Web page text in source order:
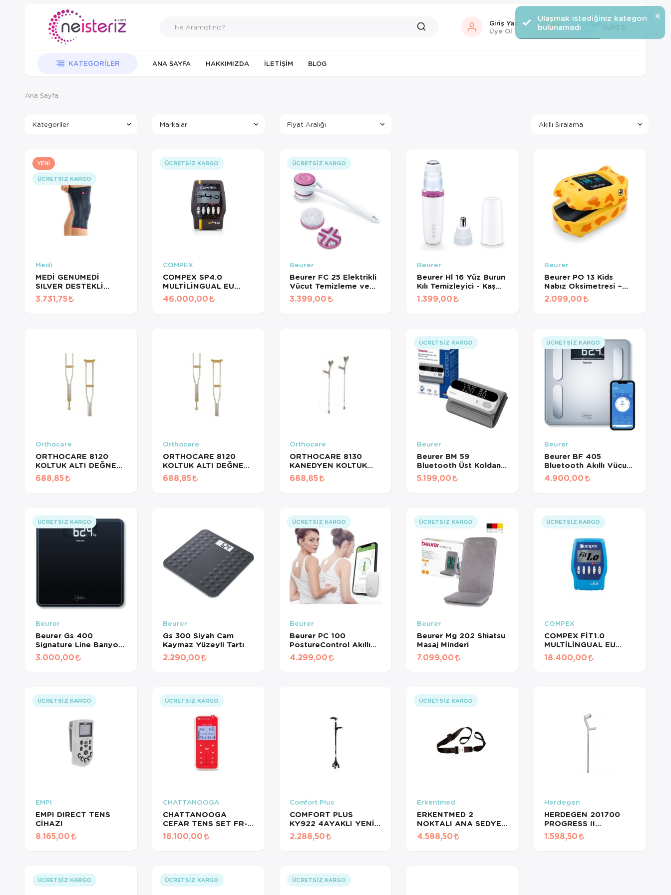
Giriş Yap
Üye Ol
0 0
KATEGORILER ANA SAYFA HAKKIMIZDA İLETIŞIM BLOG
Ana Sayfa
Kategoriler Markalar Fiyat Aralığı
YENI
ÜCRETSIZ KARGO
Medi
MEDİ GENUMEDİ
SILVER DESTEKLİ
DİZLİK 613 - 9
3.731,75
ÜCRETSIZ KARGO
COMPEX
COMPEX SP4.0
MULTİLİNGUAL EU
PLUG TENS CİHAZI
46.000,00
ÜCRETSIZ KARGO
Beurer
Beurer FC 25 Elektrikli
Vücut Temizleme ve
Masaj Fırçası – 2 Fırça
Başlığı, 2 Hız Kademesi,
3.399,00
Beurer
Beurer Hl 16 Yüz Burun
Kılı Temizleyici - Kaş
Şekillendirici
1.399,00
Beurer
Beurer PO 13 Kids
Nabız Oksimetresi –
Çocuklar İçin SpO2 &
Nabız Ölçer Parmak
2.099,00
Orthocare
ORTHOCARE 8120
KOLTUK ALTI DEĞNEĞİ
MEDİUM 1 ADET
688,85
Orthocare
ORTHOCARE 8120
KOLTUK ALTI DEĞNEĞİ
LARGE 1 ADET
688,85
Orthocare
ORTHOCARE 8130
KANEDYEN KOLTUK
DEĞNEĞİ 1 ADET
KATLANIR ÖZELLİKTE
688,85
ÜCRETSIZ KARGO
Beurer
Beurer BM 59
Bluetooth Üst Koldan
Tansiyon Ölçer –
Kablosuz Manşet, Şarj
5.199,00
ÜCRETSIZ KARGO
Beurer
Beurer BF 405
Bluetooth Akıllı Vücut
Analiz Baskülü – 200
kg Kapasiteli Dijital Yağ
4.900,00
ÜCRETSIZ KARGO
Beurer
Beurer Gs 400
Signature Line Banyo
Baskülü
3.000,00
Beurer
Gs 300 Siyah Cam
Kaymaz Yüzeyli Tartı
2.290,00
ÜCRETSIZ KARGO
Beurer
Beurer PC 100
PostureControl Akıllı
Duruş Eğitmeni –
Bluetooth Bağlantılı
4.299,00
ÜCRETSIZ KARGO
Beurer
Beurer Mg 202 Shiatsu
Masaj Minderi
7.099,00
ÜCRETSIZ KARGO
COMPEX
COMPEX FİT1.0
MULTİLİNGUAL EU
PLUG TENS CİHAZI
18.400,00
ÜCRETSIZ KARGO
EMPI
EMPI DIRECT TENS
CİHAZI
8.165,00
ÜCRETSIZ KARGO
CHATTANOOGA
CHATTANOOGA
CEFAR TENS SET FR-
LP1 TENS CİHAZI
16.100,00
Comfort Plus
COMFORT PLUS
KY922 4AYAKLI YENİ
NESİL LUX KATLANIR
IŞIKLI BASTON
2.288,50
ÜCRETSIZ KARGO
Erkentmed
ERKENTMED 2
NOKTALI ANA SEDYE
KEMERİ
4.588,50
Herdegen
HERDEGEN 201700
PROGRESS II
KANEDYEN 1ADET
1.598,50
ÜCRETSIZ KARGO ÜCRETSIZ KARGO ÜCRETSIZ KARGO
×
Ulaşmak istediğiniz kategori
bulunamadı